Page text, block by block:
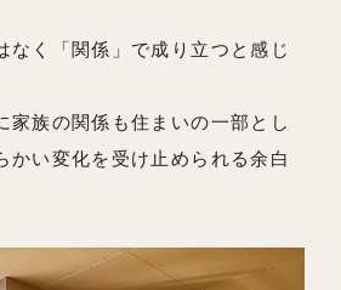
なく「関係」で成り立つと感じ
家族の関係も住まいの一部とし
かい変化を受け止められる余白